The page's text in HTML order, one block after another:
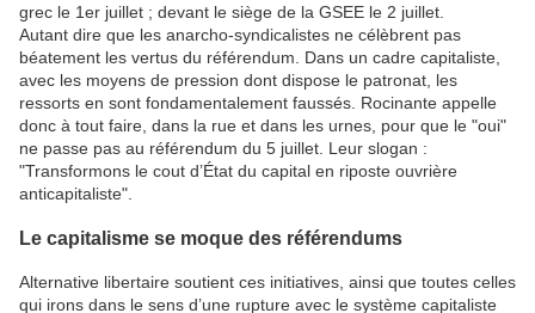
grec le 1er juillet ; devant le siège de la GSEE le 2 juillet.
Autant dire que les anarcho-syndicalistes ne célèbrent pas
béatement les vertus du référendum. Dans un cadre capitaliste,
avec les moyens de pression dont dispose le patronat, les
ressorts en sont fondamentalement faussés. Rocinante appelle
donc à tout faire, dans la rue et dans les urnes, pour que le "oui"
ne passe pas au référendum du 5 juillet. Leur slogan :
"Transformons le cout d’État du capital en riposte ouvrière
anticapitaliste".
Le capitalisme se moque des référendums
Alternative libertaire soutient ces initiatives, ainsi que toutes celles
qui irons dans le sens d’une rupture avec le système capitaliste